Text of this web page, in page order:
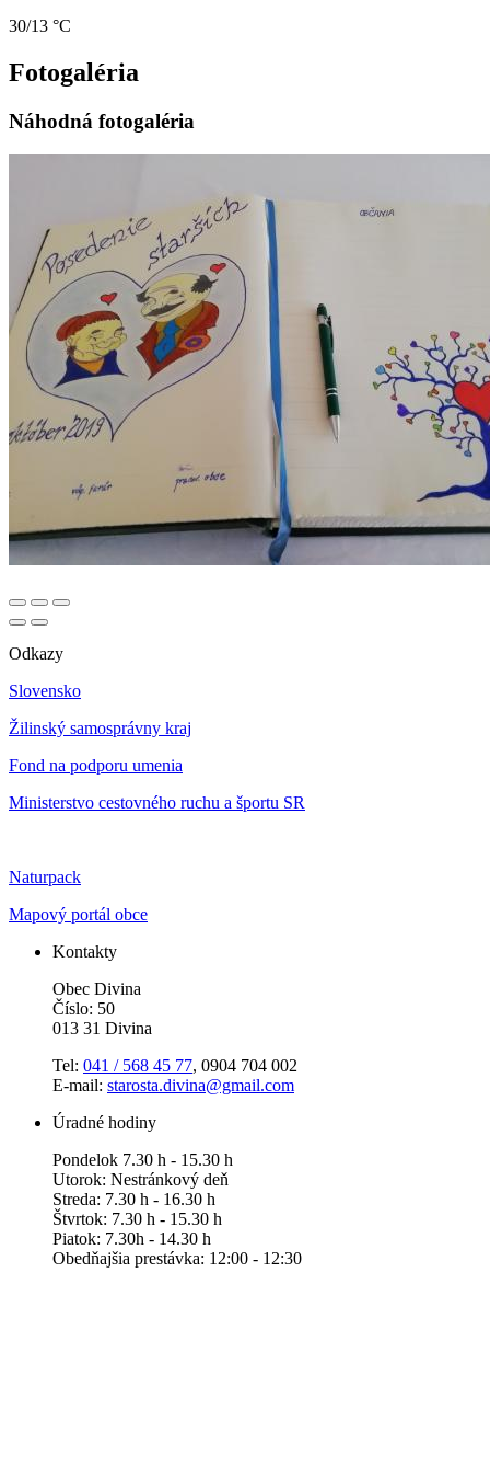
30/13 °C
Fotogaléria
Náhodná fotogaléria
Odkazy
Slovensko
Žilinský samosprávny kraj
Fond na podporu umenia
Ministerstvo cestovného ruchu a športu SR
Naturpack
Mapový portál obce
Kontakty
Obec Divina
Číslo: 50
013 31 Divina
Tel: 041 / 568 45 77, 0904 704 002
E-mail: starosta.divina@gmail.com
Úradné hodiny
Pondelok 7.30 h - 15.30 h
Utorok: Nestránkový deň
Streda: 7.30 h - 16.30 h
Štvrtok: 7.30 h - 15.30 h
Piatok: 7.30h - 14.30 h
Obedňajšia prestávka: 12:00 - 12:30